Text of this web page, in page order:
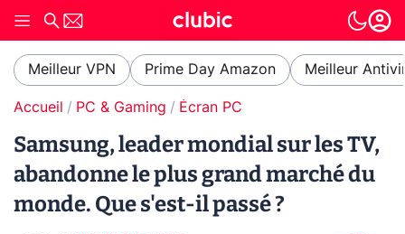
Meilleur VPN Prime Day Amazon Meilleur
Accueil PC & Gaming Écran PC
Samsung, leader mondial sur les TV,
abandonne le plus grand marché du
monde. Que s'est-il passé ?